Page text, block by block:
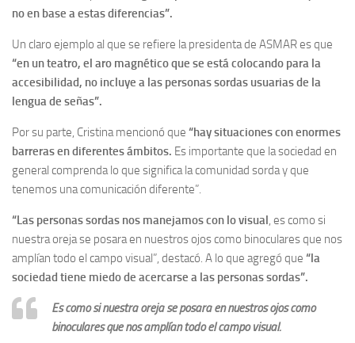
no en base a estas diferencias”.
Un claro ejemplo al que se refiere la presidenta de ASMAR es que
“en un teatro, el aro magnético que se está colocando para la
accesibilidad, no incluye a las personas sordas usuarias de la
lengua de señas”.
Por su parte, Cristina mencionó que “hay situaciones con enormes
barreras en diferentes ámbitos. Es importante que la sociedad en
general comprenda lo que significa la comunidad sorda y que
tenemos una comunicación diferente”.
“Las personas sordas nos manejamos con lo visual, es como si
nuestra oreja se posara en nuestros ojos como binoculares que nos
amplían todo el campo visual”, destacó. A lo que agregó que “la
sociedad tiene miedo de acercarse a las personas sordas”.
Es como si nuestra oreja se posara en nuestros ojos como
binoculares que nos amplían todo el campo visual.